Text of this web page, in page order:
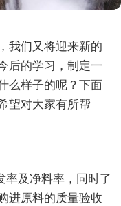
我们又将迎来新的
后的学习，制定一
么样子的呢？下面
望对大家有所帮
率及净料率，同时了
进原料的质量验收